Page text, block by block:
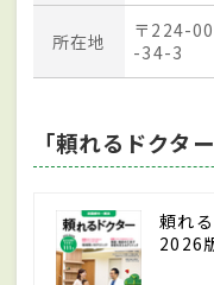
所在地
〒224-
-34-3
「頼れるドクタ
頼れ
2026